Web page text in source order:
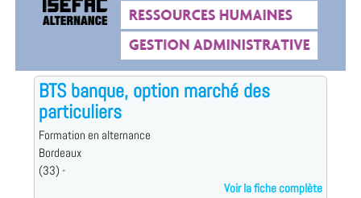
BTS banque, option marché des
particuliers
Formation en alternance
Bordeaux
(33) -
Voir la fiche complète